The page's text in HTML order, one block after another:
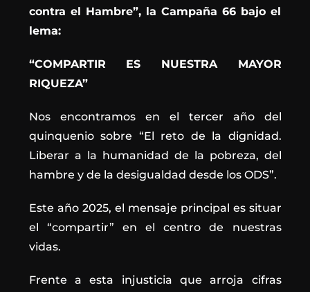
contra el Hambre”, la Campaña 66 bajo el
lema:
“COMPARTIR ES NUESTRA MAYOR
RIQUEZA”
Nos encontramos en el tercer año del
quinquenio sobre “El reto de la dignidad.
Liberar a la humanidad de la pobreza, del
hambre y de la desigualdad desde los ODS”.
Este año 2025, el mensaje principal es situar
el “compartir” en el centro de nuestras
vidas.
Frente a esta injusticia que arroja cifras